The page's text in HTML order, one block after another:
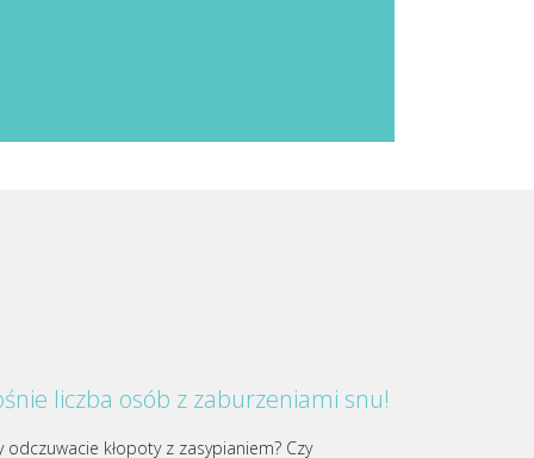
liczba osób z zaburzeniami snu!
odczuwacie kłopoty z zasypianiem? Czy